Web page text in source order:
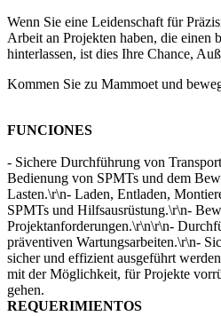
Wenn Sie eine Leidenschaft für
Arbeit an Projekten haben, die einen
hinterlassen, ist dies Ihre Chance,
Kommen Sie zu Mammoet und
FUNCIONES
- Sichere Durchführung von
Bedienung von SPMTs und dem
Lasten.\r\n- Laden, Entladen,
SPMTs und Hilfsausrüstung.\r\n-
Projektanforderungen.\r\n\r\n-
präventiven Wartungsarbeiten.\r\n-
sicher und effizient ausgeführt
mit der Möglichkeit, für Projekte
gehen.
REQUERIMIENTOS